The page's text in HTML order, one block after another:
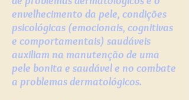
envelhecimento da pele, condições
psicológicas (emocionais, cognitivas
e comportamentais) saudáveis
auxiliam na manutenção de uma
pele bonita e saudável e no combate
a problemas dermatológicos.